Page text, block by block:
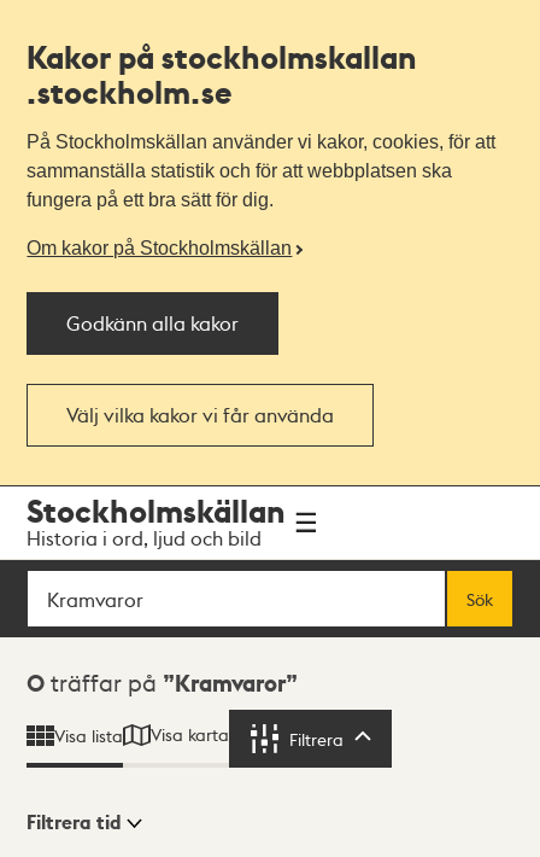
Kakor på stockholmskallan
.stockholm.se
På Stockholmskällan använder vi kakor, cookies, för att
sammanställa statistik och för att webbplatsen ska
fungera på ett bra sätt för dig.
Om kakor på Stockholmskällan
Godkänn alla kakor
Välj vilka kakor vi får använda
navigationen
huvudinnehållet
Stockholmskällan
Historia i ord, ljud och bild
Sök
Sök
Sökresultat
0 träffar på Kramvaror
Visa lista Visa karta Filtrera
Filtrera tid